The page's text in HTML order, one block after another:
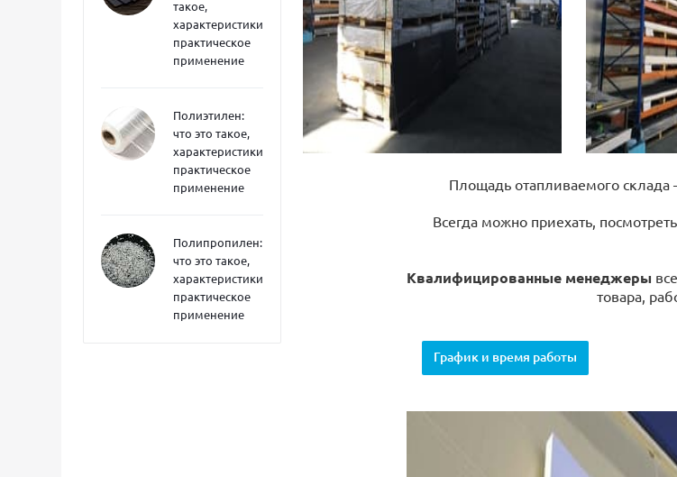
такое,
характеристики,
практическое
применение
Полиэтилен:
что это такое,
характеристики,
практическое
применение
Полипропилен:
что это такое,
характеристики,
практическое
применение
Площадь отапливаемого склада
Всегда можно приехать,
Квалифицированные менеджеры
товара,
График и время работы